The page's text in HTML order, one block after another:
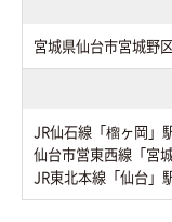
宮城県仙台市宮城野
JR仙石線「榴ヶ岡」
仙台市営東西線「宮
JR東北本線「仙台」